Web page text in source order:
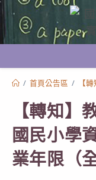
跳
至
/ 首頁公告區 / 【
【轉知】
國民小學
業年限（